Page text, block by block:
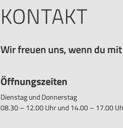
KONTAKT
Wir freuen uns, wenn du
Öffnungszeiten
Dienstag und Donnerstag
08.30 – 12.00 Uhr und 14.00 – 17.00